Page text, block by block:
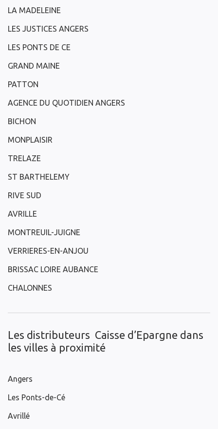
LA MADELEINE
LES JUSTICES ANGERS
LES PONTS DE CE
GRAND MAINE
PATTON
AGENCE DU QUOTIDIEN ANGERS
BICHON
MONPLAISIR
TRELAZE
ST BARTHELEMY
RIVE SUD
AVRILLE
MONTREUIL-JUIGNE
VERRIERES-EN-ANJOU
BRISSAC LOIRE AUBANCE
CHALONNES
Les distributeurs Caisse d’Epargne dans
les villes à proximité
Angers
Les Ponts-de-Cé
Avrillé